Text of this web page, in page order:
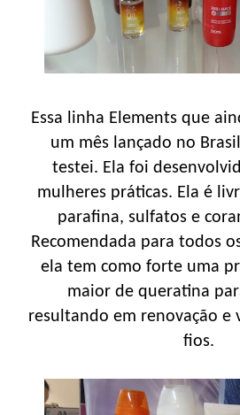
Essa linha Elements que
um mês lançado no
testei. Ela foi
mulheres práticas. Ela é
parafina, sulfatos e
Recomendada para todos
ela tem como forte uma
maior de queratina
resultando em renovação e
fios.